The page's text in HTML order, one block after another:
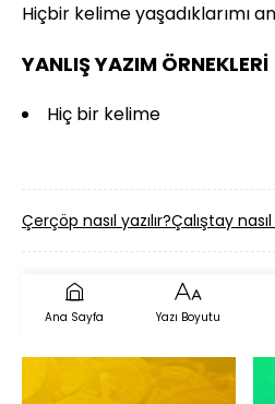
Hiçbir kelime yaşadıklarımı
YANLIŞ YAZIM ÖRNEKLERİ
Hiç bir kelime
Çerçöp nasıl yazılır?Çalıştay nasıl
Ana Sayfa Yazı Boyutu